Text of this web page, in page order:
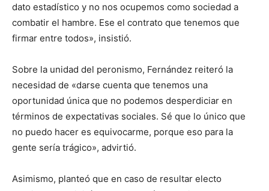
dato estadístico y no nos ocupemos como sociedad a
combatir el hambre. Ese el contrato que tenemos que
firmar entre todos», insistió.
Sobre la unidad del peronismo, Fernández reiteró la
necesidad de «darse cuenta que tenemos una
oportunidad única que no podemos desperdiciar en
términos de expectativas sociales. Sé que lo único que
no puedo hacer es equivocarme, porque eso para la
gente sería trágico», advirtió.
Asimismo, planteó que en caso de resultar electo